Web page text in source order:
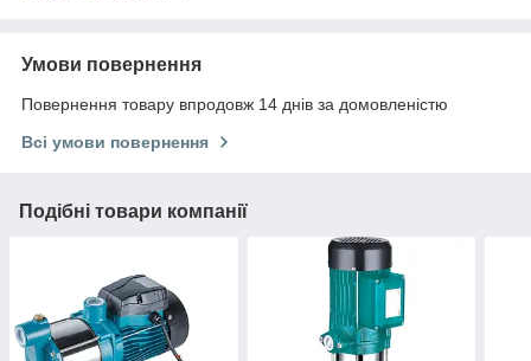
Умови повернення
Повернення товару впродовж 14 днів за домовленістю
Всі умови повернення
Подібні товари компанії